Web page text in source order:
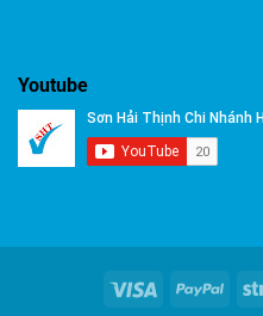
Youtube
Visa